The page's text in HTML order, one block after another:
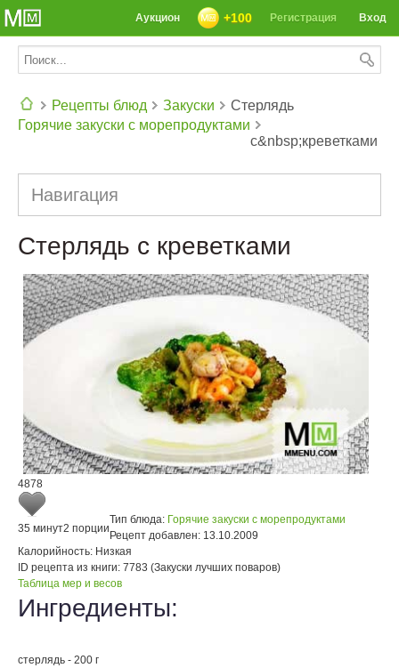
Вход
Регистрация
+100
Аукцион
Рецепты блюд
Закуски
Горячие закуски с морепродуктами
Стерлядь
с&nbsp;креветками
Навигация
Стерлядь с креветками
4878
35 минут2 порции
Тип блюда: Горячие закуски с морепродуктами
Рецепт добавлен: 13.10.2009
Калорийность: Низкая
ID рецепта из книги: 7783 (Закуски лучших поваров)
Таблица мер и весов
Ингредиенты:
стерлядь - 200 г